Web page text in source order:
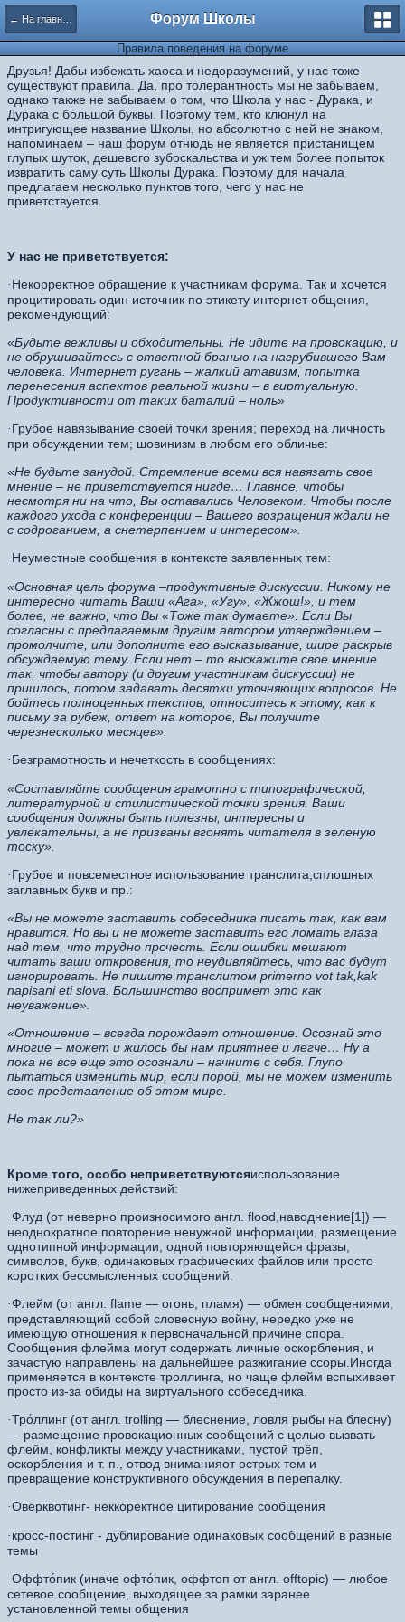
← На главную страницу Форум Школы
Правила поведения на форуме
Друзья! Дабы избежать хаоса и недоразумений, у нас тоже
существуют правила. Да, про толерантность мы не забываем,
однако также не забываем о том, что Школа у нас - Дурака, и
Дурака с большой буквы. Поэтому тем, кто клюнул на
интригующее название Школы, но абсолютно с ней не знаком,
напоминаем – наш форум отнюдь не является пристанищем
глупых шуток, дешевого зубоскальства и уж тем более попыток
извратить саму суть Школы Дурака. Поэтому для начала
предлагаем несколько пунктов того, чего у нас не
приветствуется.
У нас не приветствуется:
· Некорректное обращение к участникам форума. Так и хочется
процитировать один источник по этикету интернет общения,
рекомендующий:
«Будьте вежливы и обходительны. Не идите на провокацию, и
не обрушивайтесь с ответной бранью на нагрубившего Вам
человека. Интернет ругань – жалкий атавизм, попытка
перенесения аспектов реальной жизни – в виртуальную.
Продуктивности от таких баталий – ноль»
· Грубое навязывание своей точки зрения; переход на личность
при обсуждении тем; шовинизм в любом его обличье:
«Не будьте занудой. Стремление всеми вся навязать свое
мнение – не приветствуется нигде… Главное, чтобы
несмотря ни на что, Вы оставались Человеком. Чтобы после
каждого ухода с конференции – Вашего возращения ждали не
с содроганием, а снетерпением и интересом».
· Неуместные сообщения в контексте заявленных тем:
«Основная цель форума –продуктивные дискуссии. Никому не
интересно читать Ваши «Ага», «Угу», «Жжош!», и тем
более, не важно, что Вы «Тоже так думаете». Если Вы
согласны с предлагаемым другим автором утверждением –
промолчите, или дополните его высказывание, шире раскрыв
обсуждаемую тему. Если нет – то выскажите свое мнение
так, чтобы автору (и другим участникам дискуссии) не
пришлось, потом задавать десятки уточняющих вопросов. Не
бойтесь полноценных текстов, относитесь к этому, как к
письму за рубеж, ответ на которое, Вы получите
черезнесколько месяцев».
· Безграмотность и нечеткость в сообщениях:
«Составляйте сообщения грамотно с типографической,
литературной и стилистической точки зрения. Ваши
сообщения должны быть полезны, интересны и
увлекательны, а не призваны вгонять читателя в зеленую
тоску».
· Грубое и повсеместное использование транслита,сплошных
заглавных букв и пр.:
«Вы не можете заставить собеседника писать так, как вам
нравится. Но вы и не можете заставить его ломать глаза
над тем, что трудно прочесть. Если ошибки мешают
читать ваши откровения, то неудивляйтесь, что вас будут
игнорировать. Не пишите транслитом primerno vot tak,kak
napisani eti slova. Большинство воспримет это как
неуважение».
«Отношение – всегда порождает отношение. Осознай это
многие – может и жилось бы нам приятнее и легче… Ну а
пока не все еще это осознали – начните с себя. Глупо
пытаться изменить мир, если порой, мы не можем изменить
свое представление об этом мире.
Не так ли?»
Кроме того, особо неприветствуютсяиспользование
нижеприведенных действий:
·Флуд (от неверно произносимого англ. flood,наводнение[1]) —
неоднократное повторение ненужной информации, размещение
однотипной информации, одной повторяющейся фразы,
символов, букв, одинаковых графических файлов или просто
коротких бессмысленных сообщений.
·Флейм (от англ. flame — огонь, пламя) — обмен сообщениями,
представляющий собой словесную войну, нередко уже не
имеющую отношения к первоначальной причине спора.
Сообщения флейма могут содержать личные оскорбления, и
зачастую направлены на дальнейшее разжигание ссоры.Иногда
применяется в контексте троллинга, но чаще флейм вспыхивает
просто из-за обиды на виртуального собеседника.
·Тро́ллинг (от англ. trolling — блеснение, ловля рыбы на блесну)
— размещение провокационных сообщений с целью вызвать
флейм, конфликты между участниками, пустой трёп,
оскорбления и т. п., отвод вниманияот острых тем и
превращение конструктивного обсуждения в перепалку.
·Оверквотинг- неккоректное цитирование сообщения
· кросс-постинг - дублирование одинаковых сообщений в разные
темы
·Оффто́пик (иначе офто́пик, оффтоп от англ. offtopic) — любое
сетевое сообщение, выходящее за рамки заранее
установленной темы общения